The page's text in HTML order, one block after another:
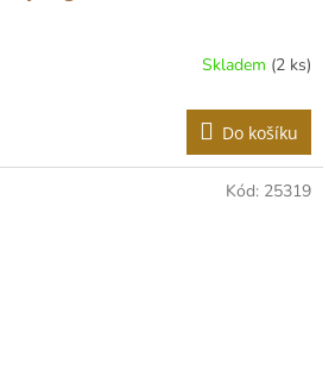
Skladem (2 ks)
Do košíku
Kód: 25319